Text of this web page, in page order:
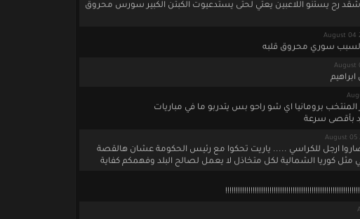
شقد رح يستنو اللاعبين يعتي لحتى يستدعيوت الكبتن الكبير سورس محروق
السبب سوري محروق قلبه
المنتخب برومانيا اي شو راحو بس يتدربو ما في مباريات
بأقصى سرعة
ارجل للكراسي ..... ياريت تحكوا مع رئيس الحكومة عشان هالقصة
مثل كوريا الشمالية لكل متخاذل لا يعمل لصالح البلد وفهمكم كفاية